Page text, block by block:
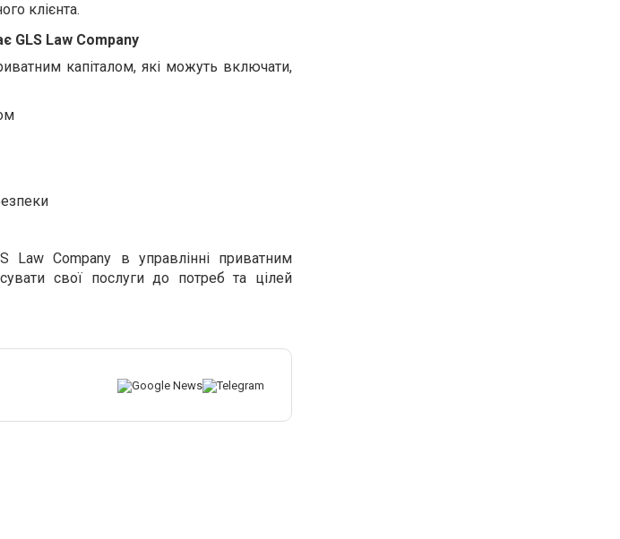
клієнта.
GLS Law Company
капіталом, які можуть включати,
Law Company в управлінні приватним
свої послуги до потреб та цілей